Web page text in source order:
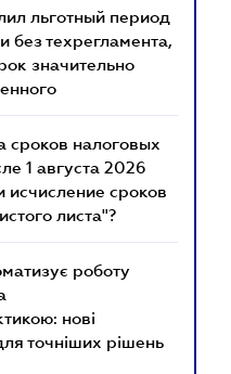
льготный период
без техрегламента,
значительно
сроков налоговых
1 августа 2026
исчисление сроков
листа"?
роботу
нові
точніших рішень